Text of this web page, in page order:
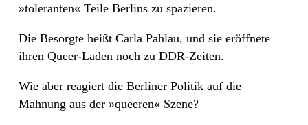
»toleranten« Teile Berlins zu spazieren.
Die Besorgte heißt Carla Pahlau, und sie eröffnete
ihren Queer-Laden noch zu DDR-Zeiten.
Wie aber reagiert die Berliner Politik auf die
Mahnung aus der »queeren« Szene?